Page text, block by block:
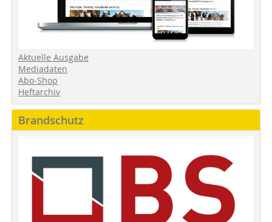
Aktuelle Ausgabe
Mediadaten
Abo-Shop
Heftarchiv
Brandschutz